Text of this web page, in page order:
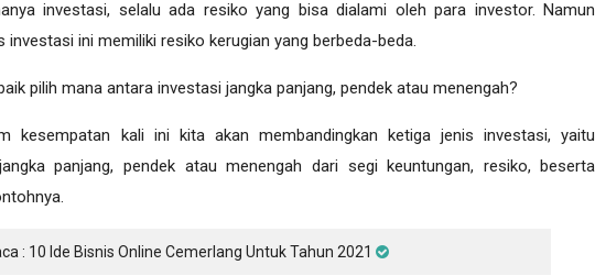
investasi, selalu ada resiko yang bisa dialami oleh para investor. Namun
investasi ini memiliki resiko kerugian yang berbeda-beda.
pilih mana antara investasi jangka panjang, pendek atau menengah?
kesempatan kali ini kita akan membandingkan ketiga jenis investasi, yaitu
panjang, pendek atau menengah dari segi keuntungan, resiko, beserta
: 10 Ide Bisnis Online Cemerlang Untuk Tahun 2021